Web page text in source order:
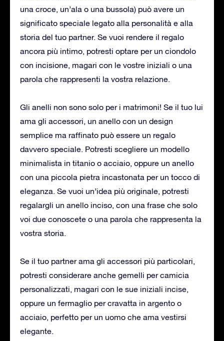
una croce, un’ala o una bussola) può avere un
significato speciale legato alla personalità e alla
storia del tuo partner. Se vuoi rendere il regalo
ancora più intimo, potresti optare per un ciondolo
con incisione, magari con le vostre iniziali o una
parola che rappresenti la vostra relazione.
Gli anelli non sono solo per i matrimoni! Se il tuo lui
ama gli accessori, un anello con un design
semplice ma raffinato può essere un regalo
davvero speciale. Potresti scegliere un modello
minimalista in titanio o acciaio, oppure un anello
con una piccola pietra incastonata per un tocco di
eleganza. Se vuoi un’idea più originale, potresti
regalargli un anello inciso, con una frase che solo
voi due conoscete o una parola che rappresenta la
vostra storia.
Se il tuo partner ama gli accessori più particolari,
potresti considerare anche gemelli per camicia
personalizzati, magari con le sue iniziali incise,
oppure un fermaglio per cravatta in argento o
acciaio, perfetto per un uomo che ama vestirsi
elegante.